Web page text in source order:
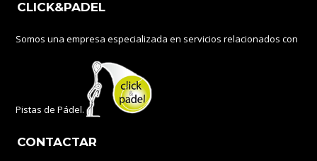
CLICK&PADEL
Somos una empresa especializada en servicios relacionados con
Pistas de Pádel.
CONTACTAR